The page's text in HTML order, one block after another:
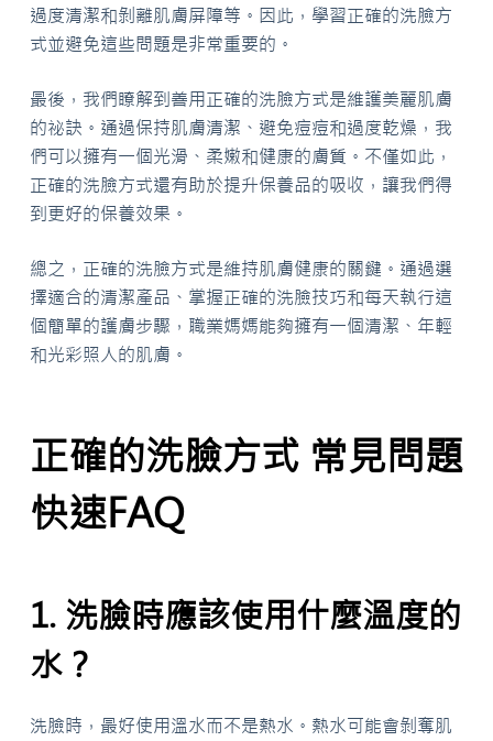
過度清潔和剝離肌膚屏障等。因此，學習正確的洗臉方
式並避免這些問題是非常重要的。
最後，我們瞭解到善用正確的洗臉方式是維護美麗肌膚
的祕訣。通過保持肌膚清潔、避免痘痘和過度乾燥，我
們可以擁有一個光滑、柔嫩和健康的膚質。不僅如此，
正確的洗臉方式還有助於提升保養品的吸收，讓我們得
到更好的保養效果。
總之，正確的洗臉方式是維持肌膚健康的關鍵。通過選
擇適合的清潔產品、掌握正確的洗臉技巧和每天執行這
個簡單的護膚步驟，職業媽媽能夠擁有一個清潔、年輕
和光彩照人的肌膚。
正確的洗臉方式 常見問題
快速FAQ
1. 洗臉時應該使用什麼溫度的
水？
洗臉時，最好使用溫水而不是熱水。熱水可能會剝奪肌